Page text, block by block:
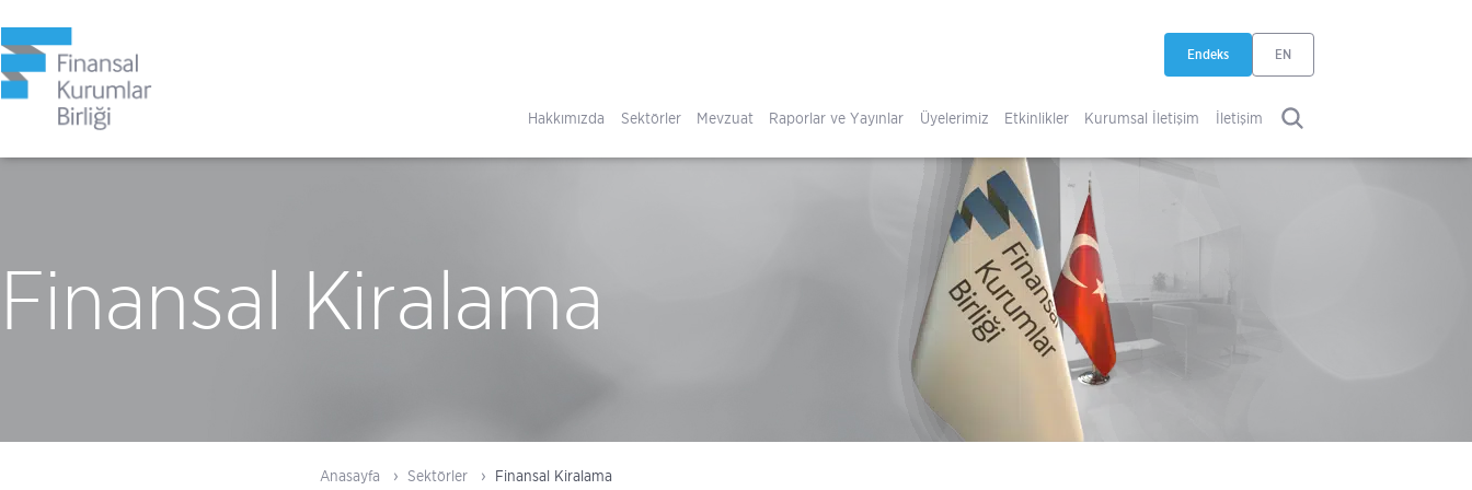
Endeks
EN
Hakkımızda Sektörler Mevzuat Raporlar ve Yayınlar Üyelerimiz Etkinlikler Kurumsal İletişim İletişim ARA
Finansal Kiralama
Anasayfa Sektörler Finansal Kiralama